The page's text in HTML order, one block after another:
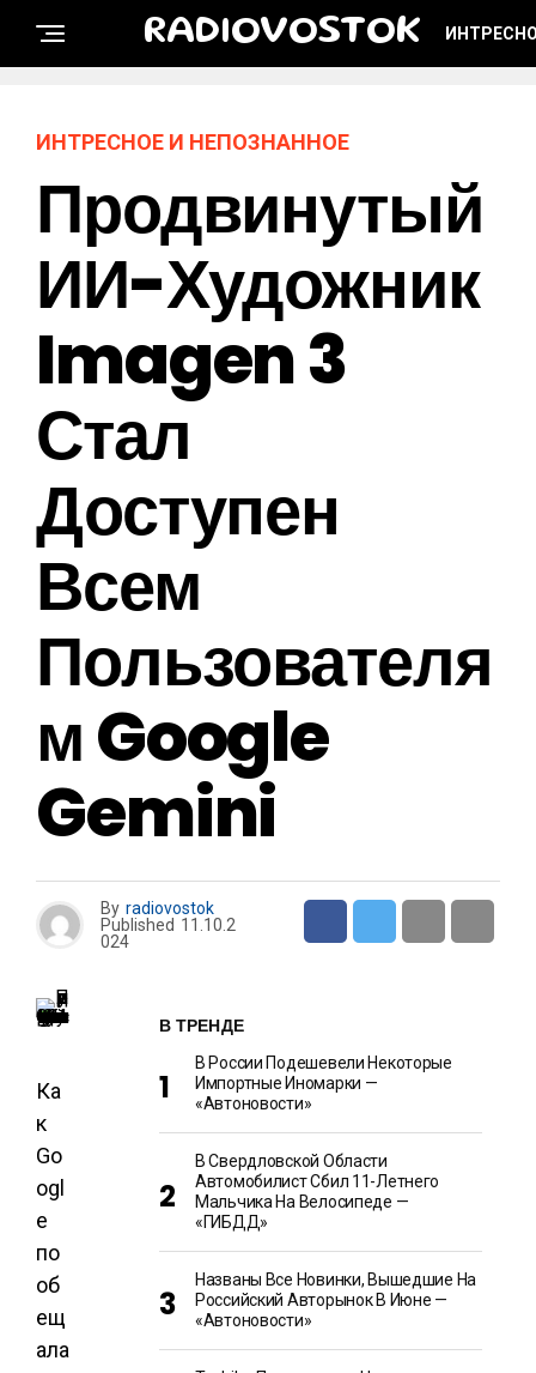
RADIOVOSTOK
ИНТРЕСНОЕ И НЕПОЗНАННОЕ
Продвинутый
ИИ-Художник
Imagen 3
Стал
Доступен
Всем
Пользователя
М Google
Gemini
By radiovostok
Published 11.10.2
024
Ка
к
Go
ogl
e
по
об
ещ
ала
В ТРЕНДЕ
В России Подешевели Некоторые
Импортные Иномарки —
«Автоновости»
В Свердловской Области
Автомобилист Сбил 11-Летнего
Мальчика На Велосипеде —
«ГИБДД»
Названы Все Новинки, Вышедшие На
Российский Авторынок В Июне —
«Автоновости»